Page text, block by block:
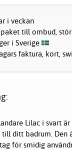
i veckan
till ombud,
i Sverige
faktura, kort,
Lilac i svart
ditt badrum. Den
för smidig